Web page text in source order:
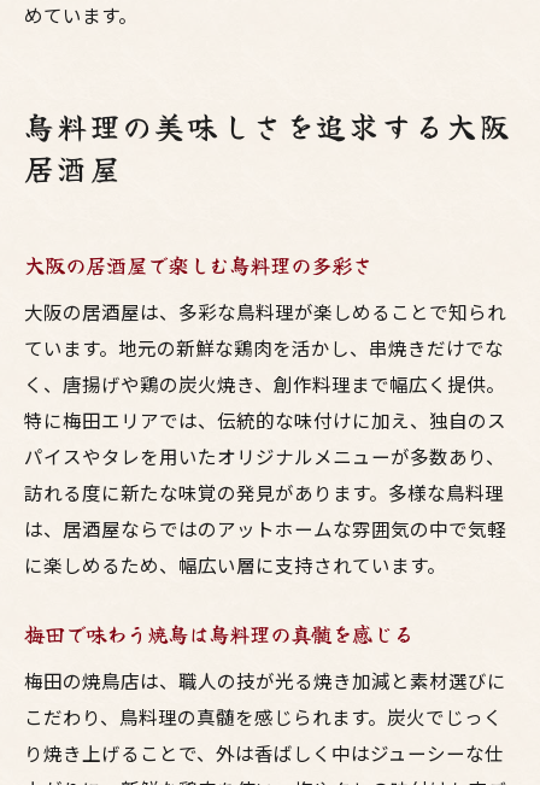
めています。
鳥料理の美味しさを追求する大阪
居酒屋
大阪の居酒屋で楽しむ鳥料理の多彩さ
大阪の居酒屋は、多彩な鳥料理が楽しめることで知られ
ています。地元の新鮮な鶏肉を活かし、串焼きだけでな
く、唐揚げや鶏の炭火焼き、創作料理まで幅広く提供。
特に梅田エリアでは、伝統的な味付けに加え、独自のス
パイスやタレを用いたオリジナルメニューが多数あり、
訪れる度に新たな味覚の発見があります。多様な鳥料理
は、居酒屋ならではのアットホームな雰囲気の中で気軽
に楽しめるため、幅広い層に支持されています。
梅田で味わう焼鳥は鳥料理の真髄を感じる
梅田の焼鳥店は、職人の技が光る焼き加減と素材選びに
こだわり、鳥料理の真髄を感じられます。炭火でじっく
り焼き上げることで、外は香ばしく中はジューシーな仕